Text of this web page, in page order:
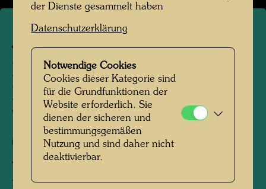
JW 11
DER SCHWARZE TURM
BEI MÖDLING GESEHEN
VON DEM FRAUENSTEIN
(312 M)
from Frauenstein (312 m)
der Dienste gesammelt haben
Datenschutzerklärung
Notwendige Cookies
Cookies dieser Kategorie sind
für die Grundfunktionen der
Website erforderlich. Sie
dienen der sicheren und
bestimmungsgemäßen
Nutzung und sind daher nicht
deaktivierbar.